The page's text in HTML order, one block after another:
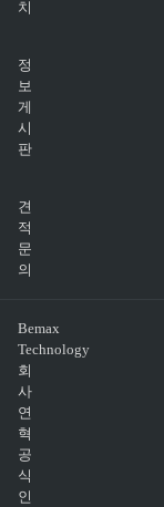
치
정
보
게
시
판
견
적
문
의
Bemax
Technology
회
사
연
혁
공
식
인